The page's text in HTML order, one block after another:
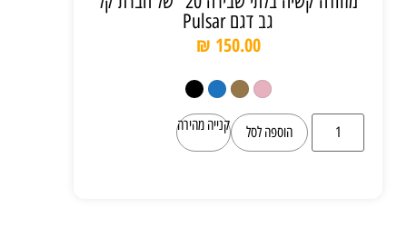
גב דגם Pulsar
₪ 150.00
הוספה לסל קנייה מהירה